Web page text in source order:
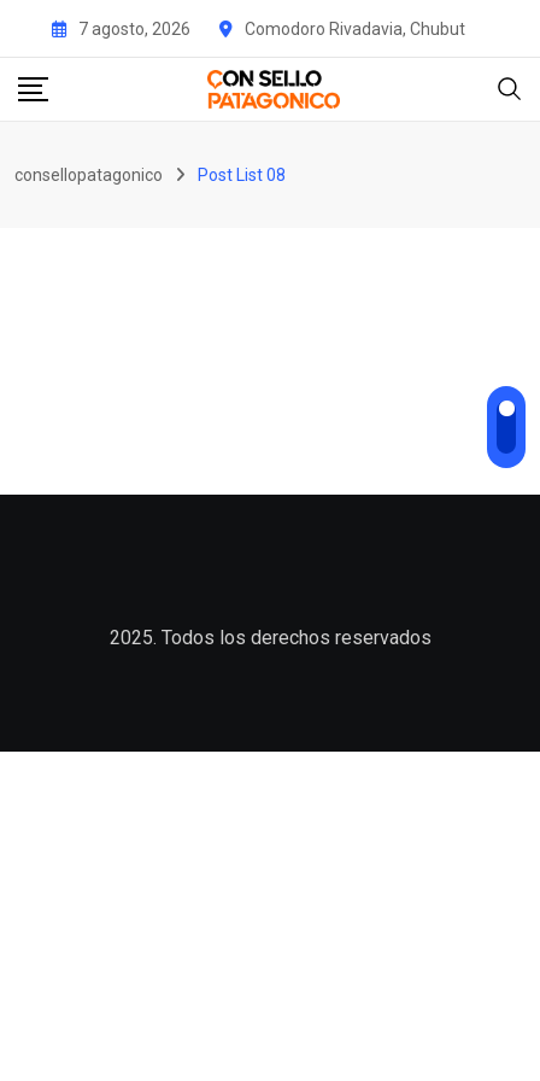
7 agosto, 2026 Comodoro Rivadavia, Chubut
consellopatagonico Post List 08
2025. Todos los derechos reservados